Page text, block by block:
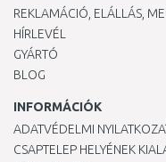
REKLAMÁCIÓ, ELÁLLÁS,
HÍRLEVÉL
GYÁRTÓ
BLOG
INFORMÁCIÓK
ADATVÉDELMI
CSAPTELEP HELYÉNEK